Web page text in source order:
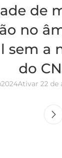
de
no
sem a
do
Ativar 22 de